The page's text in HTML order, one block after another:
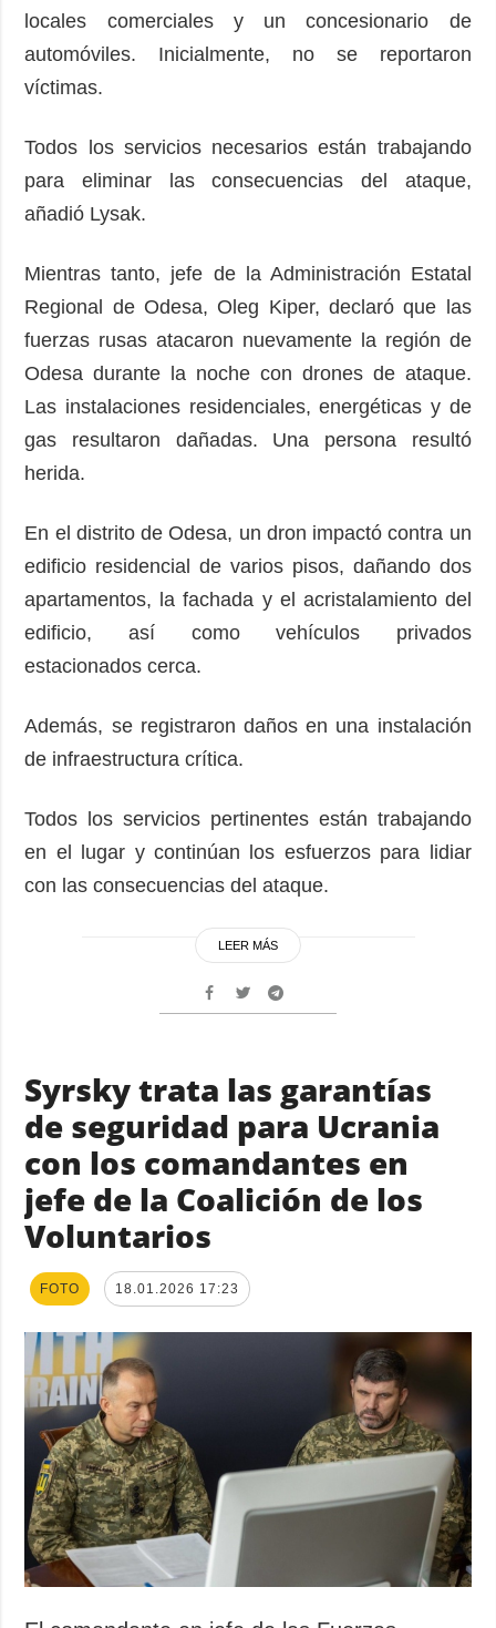
locales comerciales y un concesionario de
automóviles. Inicialmente, no se reportaron
víctimas.
Todos los servicios necesarios están trabajando
para eliminar las consecuencias del ataque,
añadió Lysak.
Mientras tanto, jefe de la Administración Estatal
Regional de Odesa, Oleg Kiper, declaró que las
fuerzas rusas atacaron nuevamente la región de
Odesa durante la noche con drones de ataque.
Las instalaciones residenciales, energéticas y de
gas resultaron dañadas. Una persona resultó
herida.
En el distrito de Odesa, un dron impactó contra un
edificio residencial de varios pisos, dañando dos
apartamentos, la fachada y el acristalamiento del
edificio, así como vehículos privados
estacionados cerca.
Además, se registraron daños en una instalación
de infraestructura crítica.
Todos los servicios pertinentes están trabajando
en el lugar y continúan los esfuerzos para lidiar
con las consecuencias del ataque.
LEER MÁS
Syrsky trata las garantías
de seguridad para Ucrania
con los comandantes en
jefe de la Coalición de los
Voluntarios
FOTO 18.01.2026 17:23